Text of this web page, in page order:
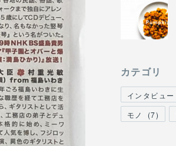
カテゴリ
インタビュー
モノ
(7)